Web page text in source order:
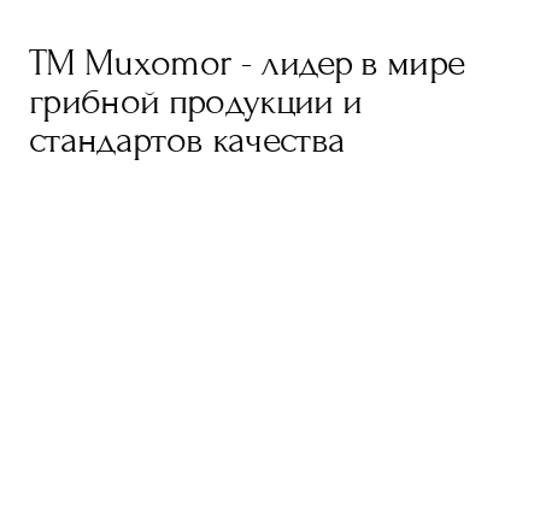
TM Muxomor - лидер в мире
грибной продукции и
стандартов качества